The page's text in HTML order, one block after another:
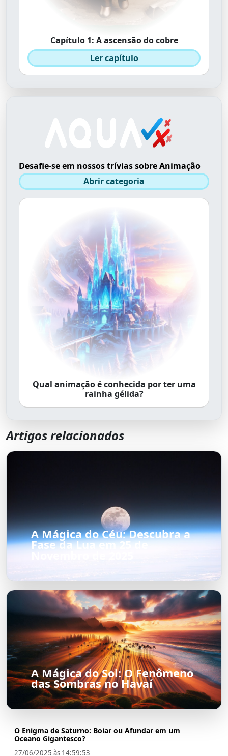
Capítulo 1: A ascensão do cobre
Ler capítulo
Desafie-se em nossos trívias sobre Animação
Abrir categoria
Qual animação é conhecida por ter uma
rainha gélida?
Artigos relacionados
A Mágica do Céu: Descubra a
Fase da Lua em 25 de
A Mágica do Sol: O Fenômeno
das Sombras no Havaí
O Enigma de Saturno: Boiar ou Afundar em um
Oceano Gigantesco?
27/06/2025 às 14:59:53